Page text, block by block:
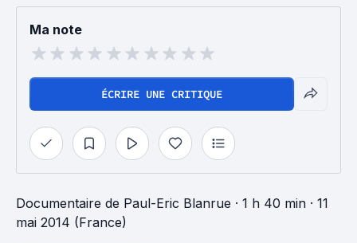
Ma note
ÉCRIRE UNE CRITIQUE
Documentaire de Paul-Eric Blanrue · 1 h 40 min · 11
mai 2014 (France)